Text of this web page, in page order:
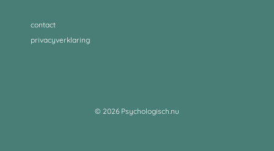
contact
privacyverklaring
© 2026 Psychologisch.nu